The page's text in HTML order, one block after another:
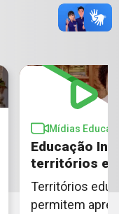
Mídias
Educação
territórios
Territórios
permitem